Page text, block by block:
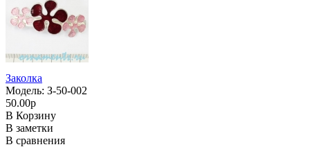
Заколка
Модель: З-50-002
50.00р
В Корзину
В заметки
В сравнения